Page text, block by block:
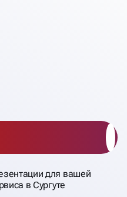
для вашей
в Сургуте